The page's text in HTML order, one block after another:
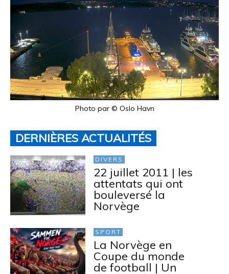
Photo par © Oslo Havn
DERNIÈRES ACTUALITÉS
DIVERS
22 juillet 2011 | les
attentats qui ont
bouleversé la
Norvège
SPORT
La Norvège en
Coupe du monde
de football | Un